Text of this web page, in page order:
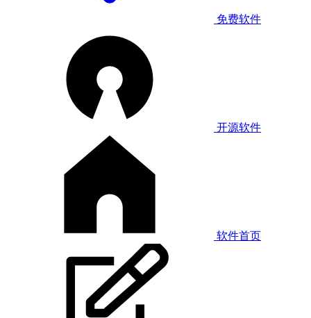
免费软件
开源软件
软件首页